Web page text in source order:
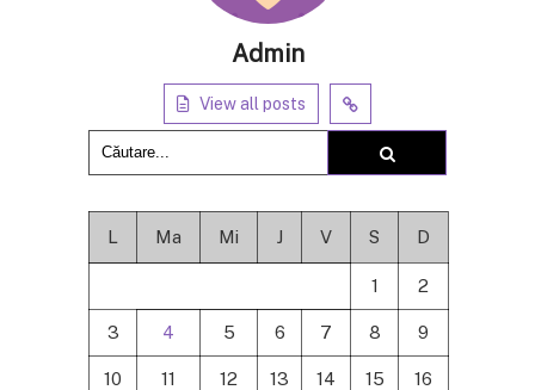
Admin
View all posts
L Ma Mi J V S D
1 2
3 4 5 6 7 8 9
10 11 12 13 14 15 16